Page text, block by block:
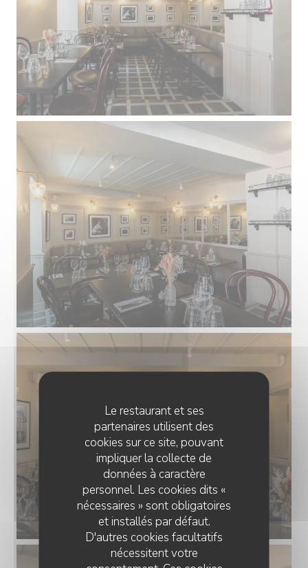
Le restaurant et ses
partenaires utilisent des
cookies sur ce site, pouvant
impliquer la collecte de
données à caractère
personnel. Les cookies dits «
nécessaires » sont obligatoires
et installés par défaut.
D'autres cookies facultatifs
nécessitent votre